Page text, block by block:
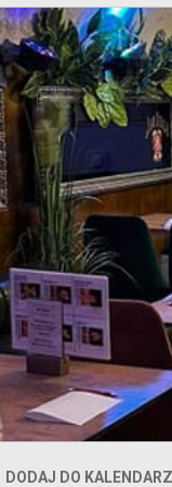
DODAJ DO